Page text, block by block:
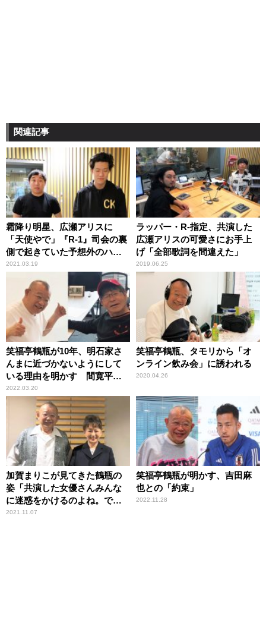
関連記事
霜降り明星、広瀬アリスに
「天使やで」『R-1』司会の裏
側で起きていた予想外のハプ
ニング語る
2021.03.19
ラッパー・R-指定、共演した
広瀬アリスの可愛さにお手上
げ「全部歌詞を間違えた」
2019.06.25
笑福亭鶴瓶が10年、明石家さ
んまに近づかないようにして
いる理由を明かす 間寛平も
理解
2022.03.20
笑福亭鶴瓶、タモリから「オ
ンライン飲み会」に誘われる
2020.04.26
加賀まりこが見てきた鶴瓶の
姿「共演した女優さんみんな
に迷惑をかけるのよね。でも
好かれる」
2021.11.07
笑福亭鶴瓶が明かす、吉田麻
也との「約束」
2022.11.28